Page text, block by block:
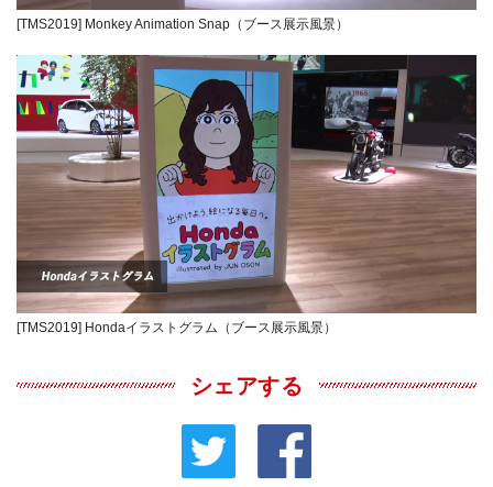
[TMS2019] Monkey Animation Snap（ブース展示風景）
[TMS2019] Hondaイラストグラム（ブース展示風景）
シェアする